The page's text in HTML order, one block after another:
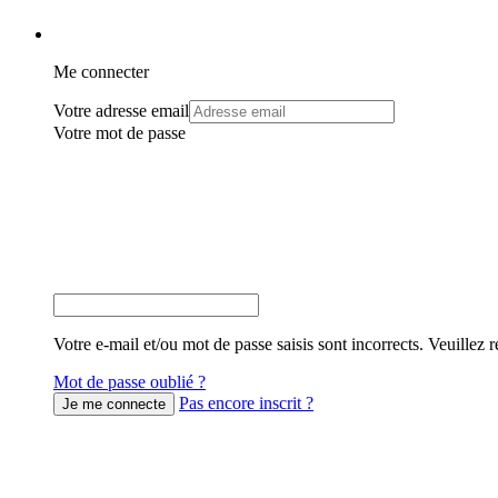
Me connecter
Votre adresse email
Votre mot de passe
Votre e-mail et/ou mot de passe saisis sont incorrects. Veuillez
Mot de passe oublié ?
Pas encore inscrit ?